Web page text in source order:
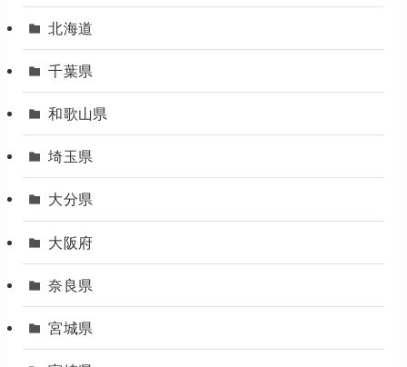
北海道
千葉県
和歌山県
埼玉県
大分県
大阪府
奈良県
宮城県